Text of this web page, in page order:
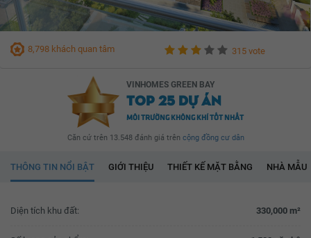
8,798 khách quan tâm 315 vote
VINHOMES GREEN BAY
TOP 25 DỰ ÁN
MÔI TRƯỜNG KHÔNG KHÍ TỐT NHẤT
Căn cứ trên 13.548 đánh giá trên cộng đồng cư dân
THÔNG TIN NỔI BẬT GIỚI THIỆU THIẾT KẾ MẶT BẰNG NHÀ MẪU
Diện tích khu đất: 330,000 m²